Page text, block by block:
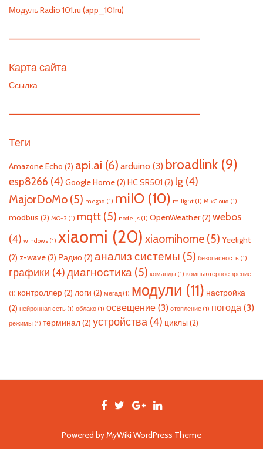
Модуль Radio 101.ru (app_101ru)
—————————————————————————
Карта сайта
Ссылка
—————————————————————————
Теги
Amazone Echo (2) api.ai (6) arduino (3) broadlink (9)
esp8266 (4) Google Home(2) HC SR501 (2) lg (4)
MajorDoMo (5) megad (1) miIO (10) milight (1) MixCloud (1)
modbus (2) MQ-2 (1) mqtt (5) node.js (1) OpenWeather(2) webos
(4) windows (1) xiaomi (20) xiaomihome (5) Yeelight
(2) z-wave(2) Радио(2) анализ системы (5) безопасность (1)
графики (4)диагностика (5) команды (1) компьютерное зрение
(1) контроллер(2) логи (2) мегад(1) модули (11) настройка
(2) нейронная сеть (1) облако (1) освещение (3) отопление (1) погода (3)
режимы (1) терминал(2) устройства (4) циклы (2)
Powered byMyWiki WordPress Theme